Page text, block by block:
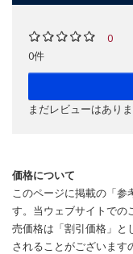
0
0件
まだレビューはあり
価格について
このページに掲載の「
す。当ウェブサイトでの
売価格は「割引価格」と
されることがございます